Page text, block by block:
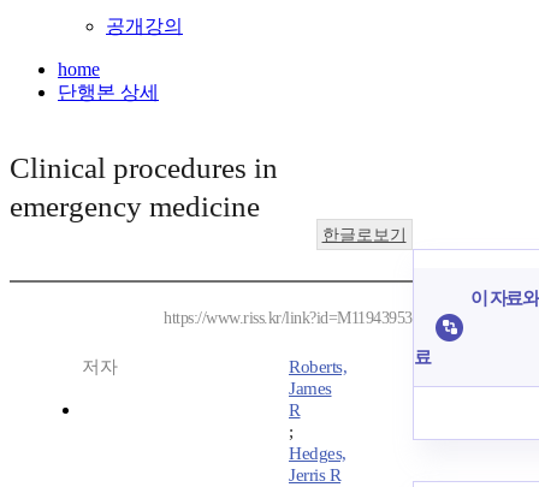
공개강의
home
단행본 상세
Clinical procedures in
emergency medicine
한글로보기
https://www.riss.kr/link?id=M11943953
저자
Roberts,
James
R
;
Hedges,
Jerris R
이 자료
료